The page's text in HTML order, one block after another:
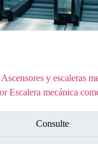
y escaleras
Escalera mecánica
Consulte